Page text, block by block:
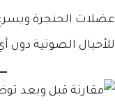
عضلات الحنجرة
للأحبال الصوتية